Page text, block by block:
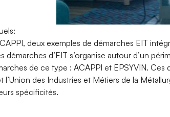
deux exemples de démarches EIT
démarches d’EIT s’organise autour d’un
de ce type : ACAPPI et EPSYVIN.
l’Union des Industries et Métiers de la
spécificités.